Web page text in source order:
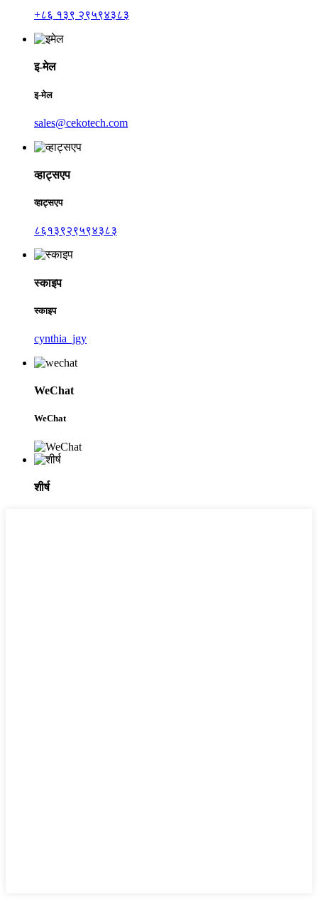
+८६ १३९ २९५९४३८३
इ-मेल
इ-मेल
sales@cekotech.com
व्हाट्सएप
व्हाट्सएप
८६१३९२९५९४३८३
स्काइप
स्काइप
cynthia_jgy
WeChat
WeChat
शीर्ष